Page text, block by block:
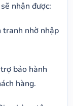
nhận được:
tranh nhờ nhập
bảo hành
hàng.